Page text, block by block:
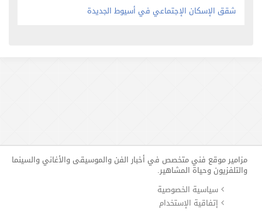
شقق الإسكان الإجتماعي في أسيوط الجديدة
مزامير موقع فني متخصص في أخبار الفن والموسيقى والأغاني والسينما
والتلفزيون وحياة المشاهير.
سياسية الخصوصية
إتفاقية الإستخدام